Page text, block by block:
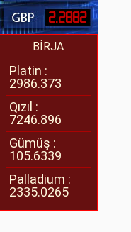
2.2882
BİRJA
Platin :
2986.373
Qızıl :
7246.896
Gümüş :
105.6339
Palladium :
2335.0265